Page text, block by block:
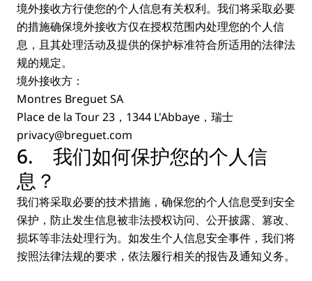
境外接收方行使您的个人信息有关权利。我们将采取必要
的措施确保境外接收方仅在授权范围内处理您的个人信
息，且其处理活动及提供的保护标准符合所适用的法律法
规的规定。
境外接收方：
Montres Breguet SA
Place de la Tour 23，1344 L'Abbaye，瑞士
privacy@breguet.com
6. 我们如何保护您的个人信
息？
我们将采取必要的技术措施，确保您的个人信息受到安全
保护，防止发生信息被非法授权访问、公开披露、篡改、
损坏等非法处理行为。如发生个人信息安全事件，我们将
按照法律法规的要求，依法履行相关的报告及通知义务。